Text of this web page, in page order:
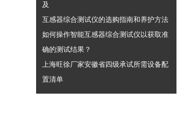
及
互感器综合测试仪的选购指南和养护方法
如何操作智能互感器综合测试仪以获取准
确的测试结果？
上海旺徐厂家安徽省四级承试所需设备配
置清单